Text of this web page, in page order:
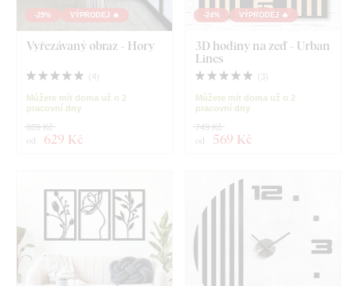
-29% VÝPRODEJ 🔥
Vyřezávaný obraz - Hory
( 4)
Můžete mít doma už o 2
pracovní dny
od 629 Kč
889 Kč
-24% VÝPRODEJ 🔥
3D hodiny na zeď - Urban
Lines
( 3)
Můžete mít doma už o 2
pracovní dny
od 569 Kč
749 Kč